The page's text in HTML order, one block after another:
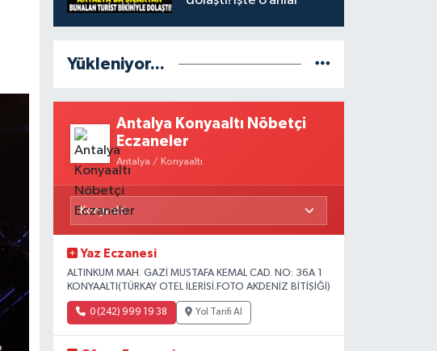
Yükleniyor...
Antalya Konyaaltı Nöbetçi
Eczaneler
Antalya / Konyaaltı
Yaz Eczanesi
ALTINKUM MAH. GAZİ MUSTAFA KEMAL CAD. NO: 36A 1
KONYAALTI(TÜRKAY OTEL İLERİSİ.FOTO AKDENİZ BİTİŞİĞİ)
0 (242) 999 19 38 Yol Tarifi Al